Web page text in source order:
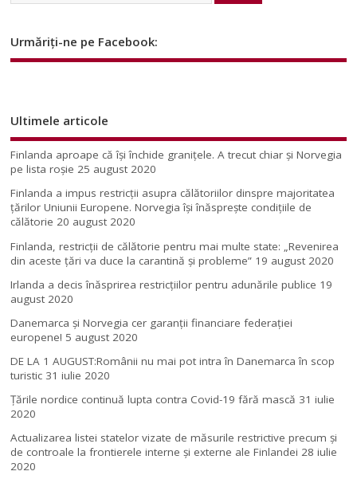
Urmăriți-ne pe Facebook:
Ultimele articole
Finlanda aproape că își închide granițele. A trecut chiar și Norvegia
pe lista roșie 25 august 2020
Finlanda a impus restricţii asupra călătoriilor dinspre majoritatea
ţărilor Uniunii Europene. Norvegia își înăsprește condițiile de
călătorie 20 august 2020
Finlanda, restricţii de călătorie pentru mai multe state: „Revenirea
din aceste ţări va duce la carantină şi probleme” 19 august 2020
Irlanda a decis înăsprirea restricțiilor pentru adunările publice 19
august 2020
Danemarca și Norvegia cer garanții financiare federației
europene! 5 august 2020
DE LA 1 AUGUST:Românii nu mai pot intra în Danemarca în scop
turistic 31 iulie 2020
Țările nordice continuă lupta contra Covid-19 fără mască 31 iulie
2020
Actualizarea listei statelor vizate de măsurile restrictive precum și
de controale la frontierele interne și externe ale Finlandei 28 iulie
2020